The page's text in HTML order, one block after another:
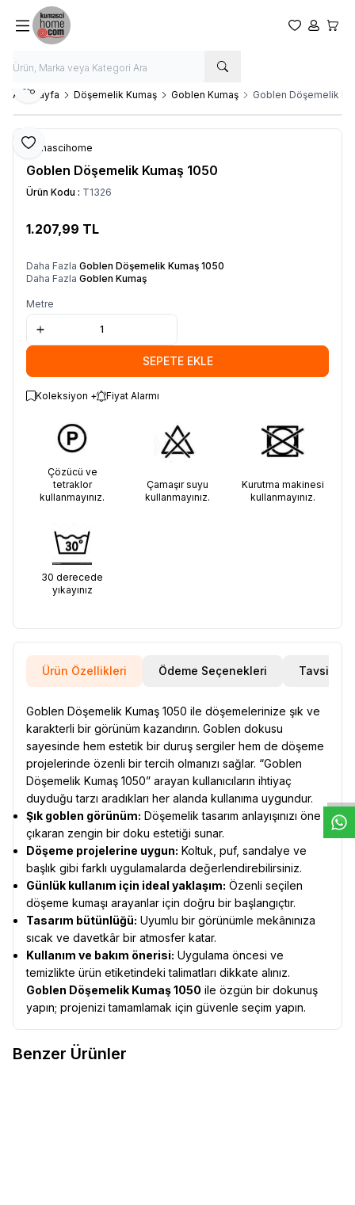
Favorilerim
Hesabım
Ana Sayfa Döşemelik Kumaş Goblen Kumaş Goblen Döşemelik
Favoriye Ekle
Paylaş
Kumascihome
Goblen Döşemelik Kumaş 1050
Ürün Kodu : T1326
1.207,99 TL
Daha Fazla Goblen Döşemelik Kumaş 1050
Daha Fazla Goblen Kumaş
Metre
SEPETE EKLE
Koleksiyon + Fiyat Alarmı
Çözücü ve
tetraklor
kullanmayınız.
Çamaşır suyu
kullanmayınız.
Kurutma makinesi
kullanmayınız.
30 derecede
yıkayınız
Ürün Özellikleri Ödeme Seçenekleri Tavsiye Et
Goblen Döşemelik Kumaş 1050 ile döşemelerinize şık ve
karakterli bir görünüm kazandırın. Goblen dokusu
sayesinde hem estetik bir duruş sergiler hem de döşeme
projelerinde özenli bir tercih olmanızı sağlar. “Goblen
Döşemelik Kumaş 1050” arayan kullanıcıların ihtiyaç
duyduğu tarzı aradıkları her alanda kullanıma uygundur.
Şık goblen görünüm: Döşemelik tasarım anlayışınızı öne
çıkaran zengin bir doku estetiği sunar.
Döşeme projelerine uygun: Koltuk, puf, sandalye ve
başlık gibi farklı uygulamalarda değerlendirebilirsiniz.
Günlük kullanım için ideal yaklaşım: Özenli seçilen
döşeme kumaşı arayanlar için doğru bir başlangıçtır.
Tasarım bütünlüğü: Uyumlu bir görünümle mekânınıza
sıcak ve davetkâr bir atmosfer katar.
Kullanım ve bakım önerisi: Uygulama öncesi ve
temizlikte ürün etiketindeki talimatları dikkate alınız.
Goblen Döşemelik Kumaş 1050 ile özgün bir dokunuş
yapın; projenizi tamamlamak için güvenle seçim yapın.
Benzer Ürünler